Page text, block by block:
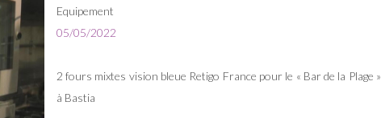
Equipement
05/05/2022
2 fours mixtes vision bleue Retigo France pour le « Bar de la Plage »
à Bastia